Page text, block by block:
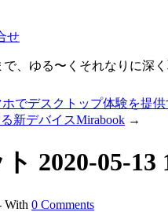
、ゆる〜くそれなりに深
ホでデスクトップ体験を提
新デバイスMirabook →
2020-05-13
With 0 Comments